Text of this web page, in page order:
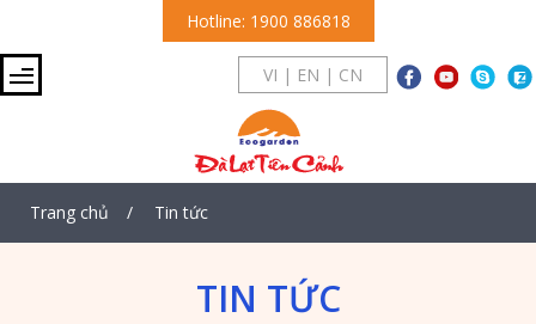
Hotline: 1900 886818
VI | EN | CN
Trang chủ Tin tức
TIN TỨC